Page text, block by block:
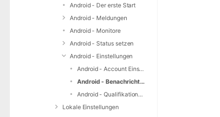
Android - Der erste Start
Android - Meldungen
Android - Monitore
Android - Status setzen
Android - Einstellungen
Android - Account Einstellungen
Android - Benachrichtigungseinstellungen
Android - Qualifikationen bearbeiten / Einheitenverwaltung
Lokale Einstellungen